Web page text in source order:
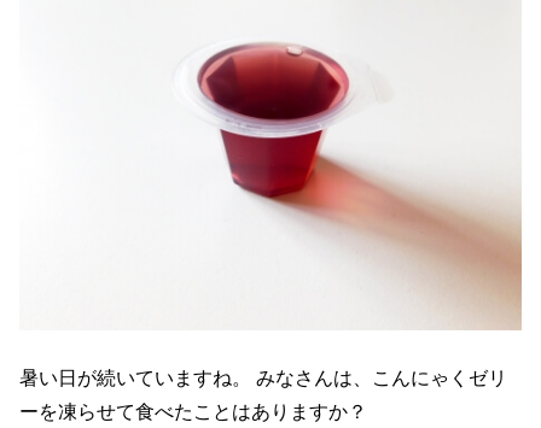
暑い日が続いていますね。 みなさんは、こんにゃくゼリ
ーを凍らせて食べたことはありますか？